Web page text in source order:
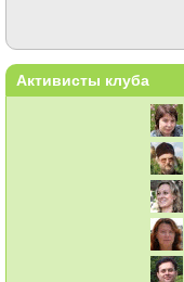
Активисты клуба